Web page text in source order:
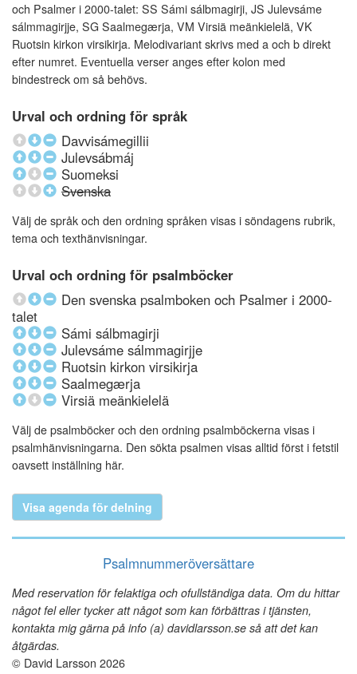
och Psalmer i 2000-talet: SS Sámi sálbmagirji, JS Julevsáme
sálmmagirjje, SG Saalmegærja, VM Virsiä meänkielelä, VK
Ruotsin kirkon virsikirja. Melodivariant skrivs med a och b direkt
efter numret. Eventuella verser anges efter kolon med
bindestreck om så behövs.
Urval och ordning för språk
Davvisámegillii
Julevsábmáj
Suomeksi
Svenska
Välj de språk och den ordning språken visas i söndagens rubrik,
tema och texthänvisningar.
Urval och ordning för psalmböcker
Den svenska psalmboken och Psalmer i 2000-
talet
Sámi sálbmagirji
Julevsáme sálmmagirjje
Ruotsin kirkon virsikirja
Saalmegærja
Virsiä meänkielelä
Välj de psalmböcker och den ordning psalmböckerna visas i
psalmhänvisningarna. Den sökta psalmen visas alltid först i fetstil
oavsett inställning här.
Visa agenda för delning
Psalmnummeröversättare
Med reservation för felaktiga och ofullständiga data. Om du hittar
något fel eller tycker att något som kan förbättras i tjänsten,
kontakta mig gärna på info (a) davidlarsson.se så att det kan
åtgärdas.
© David Larsson 2026